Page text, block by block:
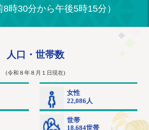
8時30分から午後5時15分）